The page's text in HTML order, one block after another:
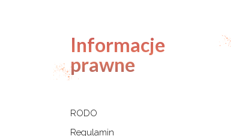
Informacje
prawne
RODO
Regulamin